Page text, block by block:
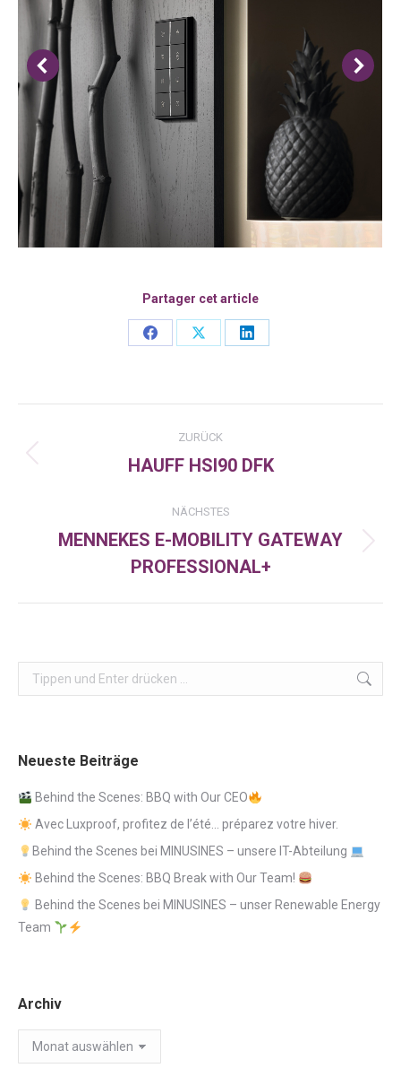
Partager cet article
Share
Share
Share
Kommentarnavigation
ZURÜCK
Vorheriger
HAUFF HSI90 DFK
NÄCHSTES
Nächster
Beitrag:
MENNEKES E-MOBILITY GATEWAY
PROFESSIONAL+
Search:
Neueste Beiträge
Behind the Scenes: BBQ with Our CEO
Avec Luxproof, profitez de l’été… préparez votre hiver.
Behind the Scenes bei MINUSINES – unsere IT-Abteilung
Behind the Scenes: BBQ Break with Our Team!
Behind the Scenes bei MINUSINES – unser Renewable Energy
Team
Archiv
Archiv